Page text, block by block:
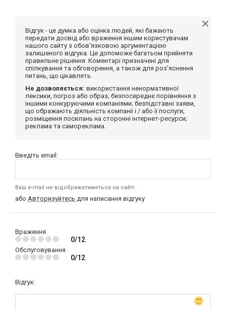
Відгук - це думка або оцінка людей, які бажають
передати досвід або враження іншим користувачам
нашого сайту з обов'язковою аргументацією
залишеного відгука. Це допоможе багатьом прийняти
правильне рішення. Коментарі призначені для
спілкування та обговорення, а також для роз'яснення
питань, що цікавлять.
Не дозволяється: використання ненормативної
лексики, погроз або образ; безпосереднє порівняння з
іншими конкуруючими компаніями; безпідставні заяви,
що ображають діяльність компанії і / або її послуги;
розміщення посилань на сторонні інтернет-ресурси;
реклама та самореклама.
Введіть email:
Ваш e-mail не відображатиметься на сайті
або Авторизуйтесь для написання відгуку
Враження
0/12
Обслуговування
0/12
Відгук: